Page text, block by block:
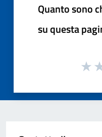
Quanto sono
su questa